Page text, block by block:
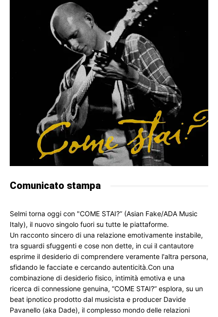
Comunicato stampa
Selmi torna oggi con "COME STAI?” (Asian Fake/ADA Music
Italy), il nuovo singolo fuori su tutte le piattaforme.
Un racconto sincero di una relazione emotivamente instabile,
tra sguardi sfuggenti e cose non dette, in cui il cantautore
esprime il desiderio di comprendere veramente l'altra persona,
sfidando le facciate e cercando autenticità.Con una
combinazione di desiderio fisico, intimità emotiva e una
ricerca di connessione genuina, “COME STAI?” esplora, su un
beat ipnotico prodotto dal musicista e producer Davide
Pavanello (aka Dade), il complesso mondo delle relazioni